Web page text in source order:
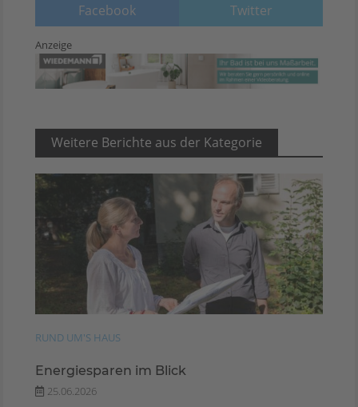
Facebook Twitter
Anzeige
Weitere Berichte aus der Kategorie
RUND UM'S HAUS
Energiesparen im Blick
25.06.2026